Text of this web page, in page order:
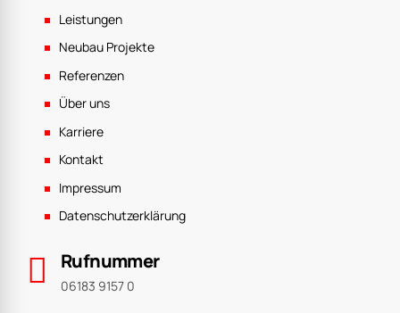
Leistungen
Neubau Projekte
Referenzen
Über uns
Karriere
Kontakt
Impressum
Datenschutzerklärung
Rufnummer
06183 9157 0